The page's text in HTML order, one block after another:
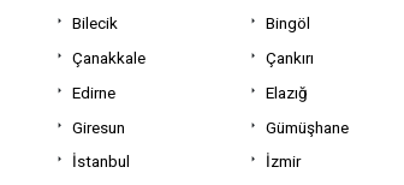
Bilecik Bingöl
Çanakkale Çankırı
Edirne Elazığ
Giresun Gümüşhane
İstanbul İzmir